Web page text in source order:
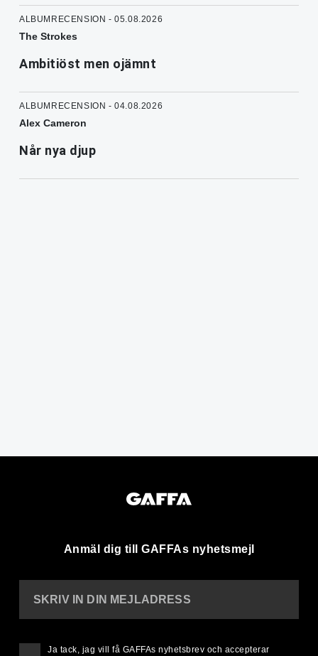
ALBUMRECENSION - 05.08.2026
The Strokes
Ambitiöst men ojämnt
ALBUMRECENSION - 04.08.2026
Alex Cameron
Når nya djup
Anmäl dig till GAFFAs nyhetsmejl
SKRIV IN DIN MEJLADRESS
Ja tack, jag vill få GAFFAs nyhetsbrev och accepterar